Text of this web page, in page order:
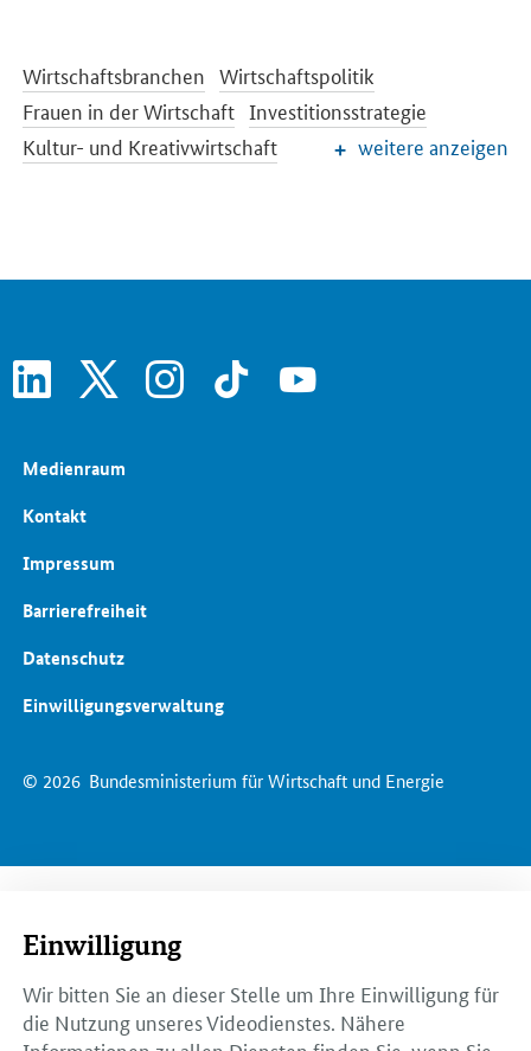
Wirtschaftsbranchen Wirtschaftspolitik
Frauen in der Wirtschaft Investitionsstrategie
Kultur- und Kreativwirtschaft
Wettbewerbspolitik
weitere anzeigen
linkedin instagram tiktok youtube
© 2026 Bundesministerium für Wirtschaft und Energie
Medienraum
Kontakt
Impressum
Barrierefreiheit
Datenschutz
Einwilligungsverwaltung
Einwilligung
Wir bitten Sie an dieser Stelle um Ihre Einwilligung für
die Nutzung unseres Videodienstes. Nähere